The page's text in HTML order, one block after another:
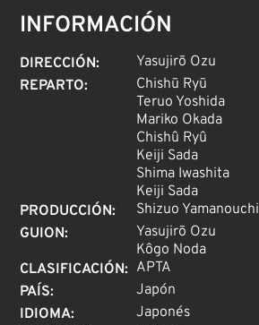
INFORMACIÓN
DIRECCIÓN:
Yasujirō Ozu
REPARTO:
Chishū Ryū
Teruo Yoshida
Mariko Okada
Chishû Ryû
Keiji Sada
Shima Iwashita
Keiji Sada
PRODUCCIÓN:
Shizuo Yamanouchi
GUION:
Yasujirō Ozu
Kôgo Noda
CLASIFICACIÓN: APTA
PAÍS:
Japón
IDIOMA:
Japonés